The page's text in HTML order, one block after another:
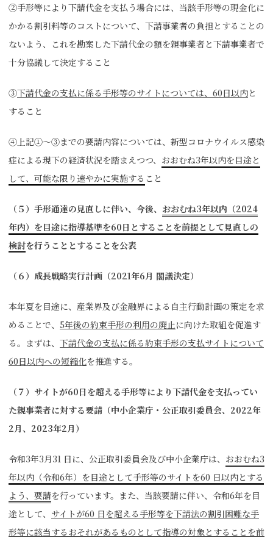
②手形等により下請代金を支払う場合には、当該手形等の現金化に
かかる割引料等のコストについて、下請事業者の負担とすることの
ないよう、これを勘案した下請代金の額を親事業者と下請事業者で
十分協議して決定すること
③下請代金の支払に係る手形等のサイトについては、60日以内と
すること
④上記①～③までの要請内容については、新型コロナウイルス感染
症による現下の経済状況を踏まえつつ、 おおむね3年以内を目途と
して、可能な限り速やかに実施する こと
（５）手形通達の見直しに伴い、今後、 おおむね3年以内（2024
年内）を目途に指導基準を60日とすることを前提として見直しの
検討を行うこととすることを公表
（６）成長戦略実行計画（2021年6月 閣議決定）
本年夏を目途に、産業界及び金融界による自主行動計画の策定を求
めることで、 5年後の約束手形の利用の廃止に向けた取組を促進す
る。まずは、 下請代金の支払に係る約束手形の支払サイトについて
60日以内への短縮化を推進する。
（７）サイトが60日を超える手形等により下請代金を支払ってい
た親事業者に対する要請（中小企業庁・公正取引委員会、2022年
2月、2023年2月）
令和3年3月31 日に、公正取引委員会及び中小企業庁は、 おおむね3
年以内（令和6年）を目途として手形等のサイトを60 日以内とする
よう、要請を行っています。また、当該要請に伴い、令和6年を目
途として、 サイトが60 日を超える手形等を下請法の割引困難な手
形等に該当するおそれがあるものとして指導の対象とすることを前